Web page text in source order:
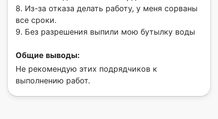
8. Из-за отказа делать работу, у меня сорваны
все сроки.
9. Без разрешения выпили мою бутылку воды
Общие выводы:
Не рекомендую этих подрядчиков к
выполнению работ.